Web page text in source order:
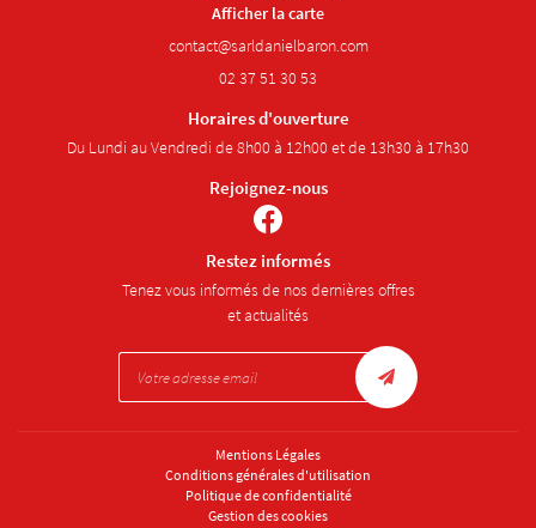
Afficher la carte
02 37 51 30 53
Horaires d'ouverture
Du Lundi au Vendredi de 8h00 à 12h00 et de 13h30 à 17h30
Rejoignez-nous
Restez informés
Tenez vous informés de nos dernières offres
et actualités
Mentions Légales
Conditions générales d'utilisation
Politique de confidentialité
Gestion des cookies